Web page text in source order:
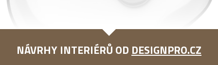
NÁVRHY INTERIÉRŮ OD DESIGNPRO.CZ